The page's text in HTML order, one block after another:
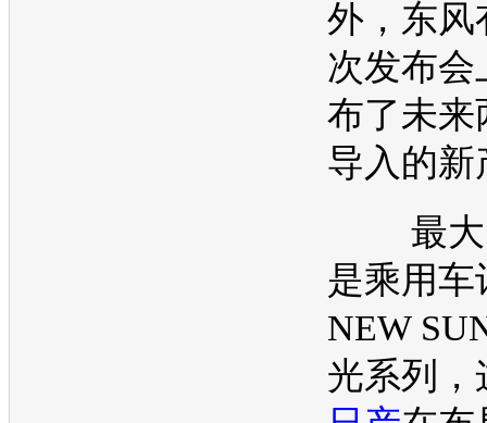
外，东风
次发布会
布了未来
导入的新
最大
是乘用车
NEW
光系列，